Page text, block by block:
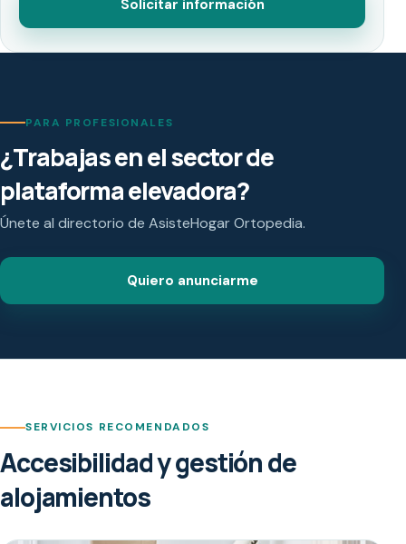
Solicitar información
PARA PROFESIONALES
¿Trabajas en el sector de
plataforma elevadora?
Únete al directorio de AsisteHogar Ortopedia.
Quiero anunciarme
SERVICIOS RECOMENDADOS
Accesibilidad y gestión de
alojamientos